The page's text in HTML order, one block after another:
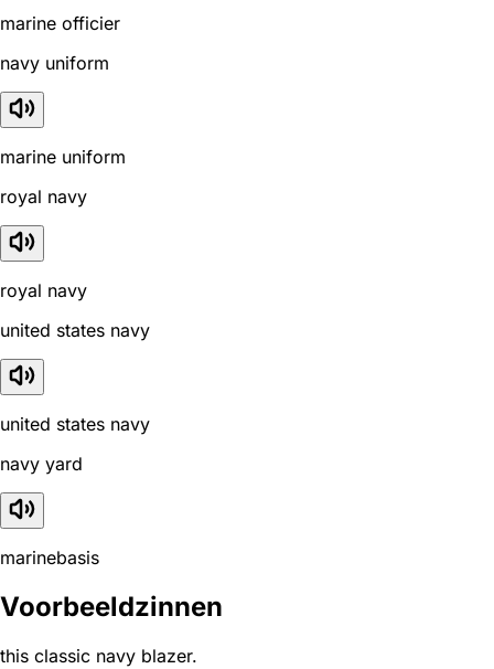
marine officier
navy uniform
marine uniform
royal navy
royal navy
united states navy
united states navy
navy yard
marinebasis
Voorbeeldzinnen
this classic navy blazer.